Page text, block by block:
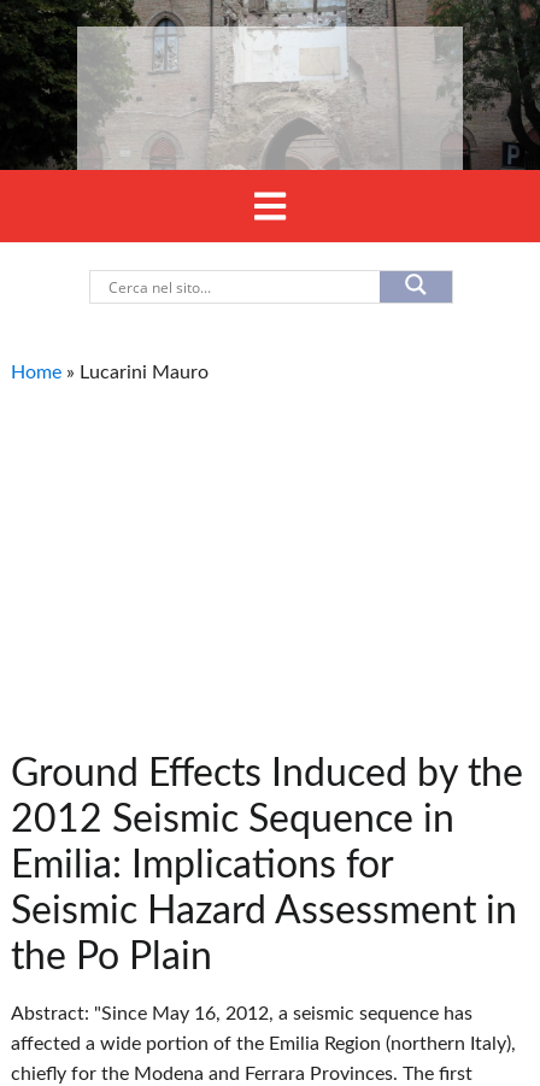
Home » Lucarini Mauro
Ground Effects Induced by the
2012 Seismic Sequence in
Emilia: Implications for
Seismic Hazard Assessment in
the Po Plain
Abstract: "Since May 16, 2012, a seismic sequence has
affected a wide portion of the Emilia Region (northern Italy),
chiefly for the Modena and Ferrara Provinces. The first